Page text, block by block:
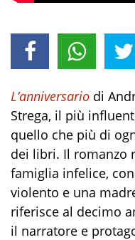
L’anniversario di
Strega, il più
quello che più di
dei libri. Il romanzo
famiglia infelice,
violento e una
riferisce al decimo
il narratore e